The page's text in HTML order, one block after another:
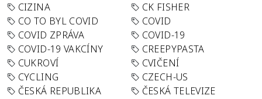
CIZINA
CK FISHER
CO TO BYL COVID
COVID
COVID ZPRÁVA
COVID-19
COVID-19 VAKCÍNY
CREEPYPASTA
CUKROVÍ
CVIČENÍ
CYCLING
CZECH-US
ČESKÁ REPUBLIKA
ČESKÁ TELEVIZE